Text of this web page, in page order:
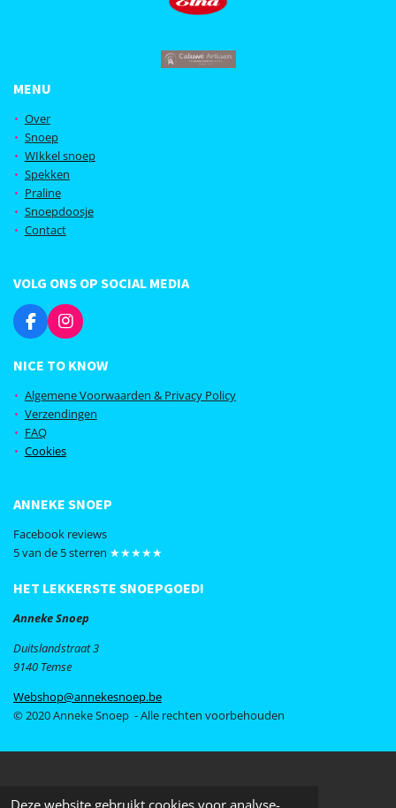
Deze website gebruikt cookies voor analyse-
MENU
Over
Snoep
WIkkel snoep
Spekken
Praline
Snoepdoosje
Contact
VOLG ONS OP SOCIAL MEDIA
F
a
c
e
b
o
o
k
I
n
s
a
g
r
m
NICE TO KNOW
Algemene Voorwaarden & Privacy Policy
Verzendingen
FAQ
Cookies
ANNEKE SNOEP
Facebook reviews
5 van de 5 sterren ★★★★★
HET LEKKERSTE SNOEPGOED!
Anneke Snoep
Duitslandstraat 3
9140 Temse
Webshop@annekesnoep.be
© 2020 Anneke Snoep - Alle rechten voorbehouden